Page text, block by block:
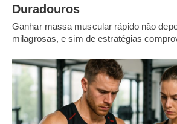
Duradouros
Ganhar massa muscular rápido não
milagrosas, e sim de estratégias